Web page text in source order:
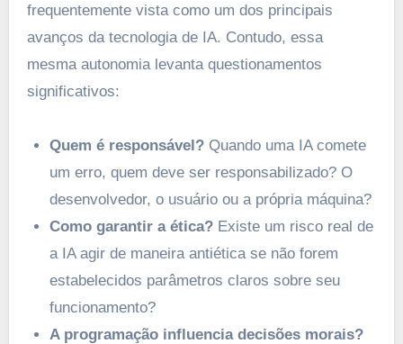
frequentemente vista como um dos principais
avanços da tecnologia de IA. Contudo, essa
mesma autonomia levanta questionamentos
significativos:
Quem é responsável? Quando uma IA comete
um erro, quem deve ser responsabilizado? O
desenvolvedor, o usuário ou a própria máquina?
Como garantir a ética? Existe um risco real de
a IA agir de maneira antiética se não forem
estabelecidos parâmetros claros sobre seu
funcionamento?
A programação influencia decisões morais?